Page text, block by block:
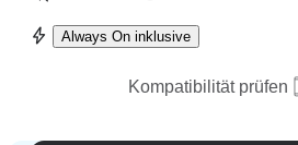
Always On inklusive
Kompatibilität prüfen